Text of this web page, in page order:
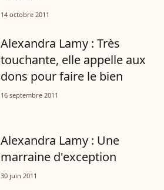
14 octobre 2011
Alexandra Lamy : Très
touchante, elle appelle aux
dons pour faire le bien
16 septembre 2011
Alexandra Lamy : Une
marraine d'exception
30 juin 2011